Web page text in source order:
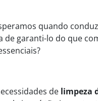
quando
garanti-lo do que
de limpeza